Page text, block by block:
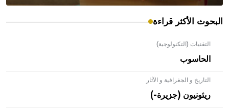
البحوث الأكثر قراءة
التقنيات (التكنولوجية)
الحاسوب
التاريخ و الجغرافية و الآثار
ريئونيون (جزيرة-)